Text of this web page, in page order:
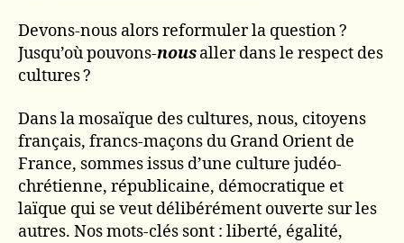
Devons-nous alors reformuler la question ?
Jusqu’où pouvons-nousaller dans le respect des
cultures ?
Dans la mosaïque des cultures, nous, citoyens
français, francs-maçons du Grand Orient de
France, sommes issus d’une culture judéo-
chrétienne, républicaine, démocratique et
laïque qui se veut délibérément ouverte sur les
autres. Nos mots-clés sont : liberté, égalité,